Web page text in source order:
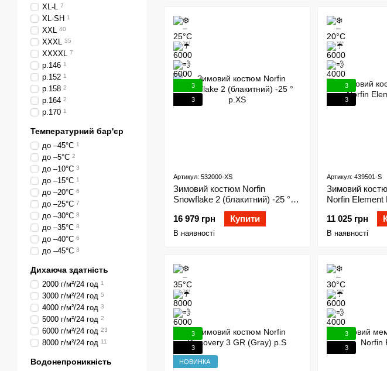
3
3
Артикул: 532000-XS
Зимовий костюм Norfin
Snowflake 2 (блакитний) -25 °
16 979 грн
Купити
В наявності
3
3
Артикул: 439501-S
Зимовий
Norfin Element
11 025 грн
В наявності
3
3
НОВИНКА
3
3
XL-L 7
XL-SH 1
XXL 40
XXXL 35
XXXXL 7
р.146 1
р.152 1
р.158 2
р.164 2
р.170 1
Температурний бар'єр
до –45°C 1
до –5°C 2
до –10°C 3
до –15°C 1
до –20°C 6
до –25°C 7
до –30°C 8
до –35°C 8
до –40°C 6
до –45°С 3
Дихаюча здатність
2000 г/м²/24 год 1
3000 г/м²/24 год 5
4000 г/м²/24 год 3
5000 г/м²/24 год 2
6000 г/м²/24 год 23
8000 г/м²/24 год 11
Водонепроникність